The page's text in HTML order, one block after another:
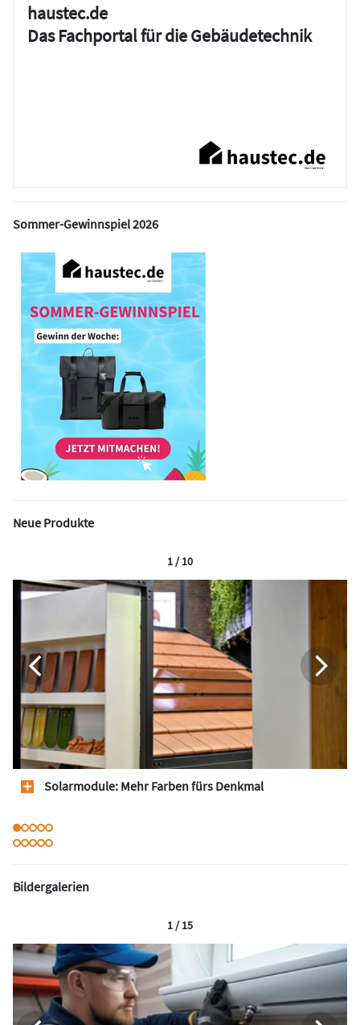
haustec.de
Das Fachportal für die Gebäudetechnik
Sommer-Gewinnspiel 2026
Neue Produkte
Solarmodule: Mehr Farben fürs Denkmal
1 / 10
Bildergalerien
1 / 15